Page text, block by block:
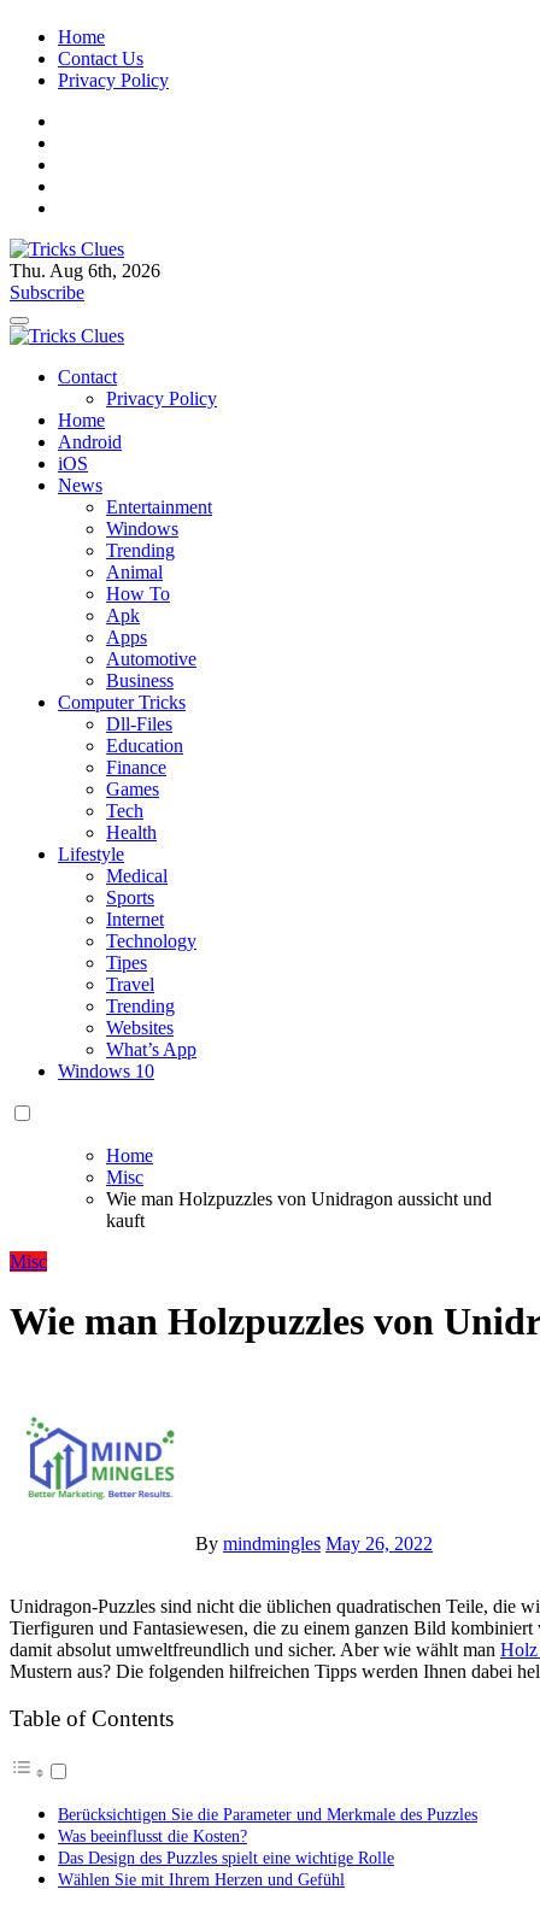
Skip
content
Home
Contact Us
Privacy Policy
Tricks Clues
Technology Blog, and How To Guides
Thu. Aug 6th, 2026
Subscribe
Tricks Clues
Technology Blog, and How To Guides
Contact
Privacy Policy
Home
Android
iOS
News
Entertainment
Windows
Trending
Animal
How To
Apk
Apps
Automotive
Business
Computer Tricks
Dll-Files
Education
Finance
Games
Tech
Health
Lifestyle
Medical
Sports
Internet
Technology
Tipes
Travel
Trending
Websites
What’s App
Windows 10
Home
Misc
Wie man Holzpuzzles von Unidragon aussicht und
kauft
Misc
Wie man Holzpuzzles von
By mindmingles May 26, 2022
Unidragon-Puzzles sind nicht die üblichen quadratischen Teile, die wir gewohnt sind. Es handelt sich um verschiedene
Tierfiguren und Fantasiewesen, die zu einem ganzen Bild
damit absolut umweltfreundlich und sicher. Aber wie wählt man Holz
Mustern aus? Die folgenden hilfreichen Tipps werden Ihnen dabei
Table of Contents
Berücksichtigen Sie die Parameter und Merkmale des Puzzles
Was beeinflusst die Kosten?
Das Design des Puzzles spielt eine wichtige Rolle
Wählen Sie mit Ihrem Herzen und Gefühl